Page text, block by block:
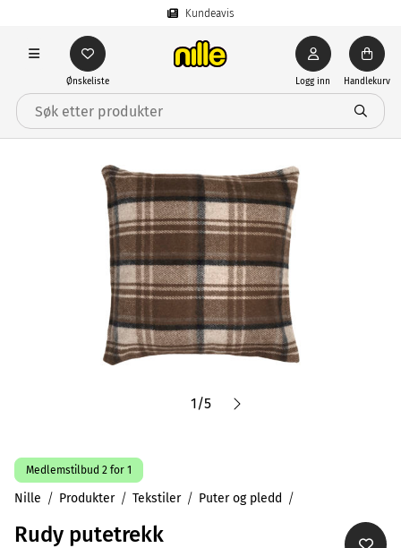
Kundeavis
Ønskeliste Logg inn Handlekurv
1/5
Medlemstilbud 2 for 1
Nille Produkter Tekstiler Puter og pledd
Rudy putetrekk